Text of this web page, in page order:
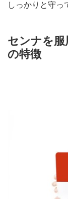
しっかりと守っ
センナを
の特徴